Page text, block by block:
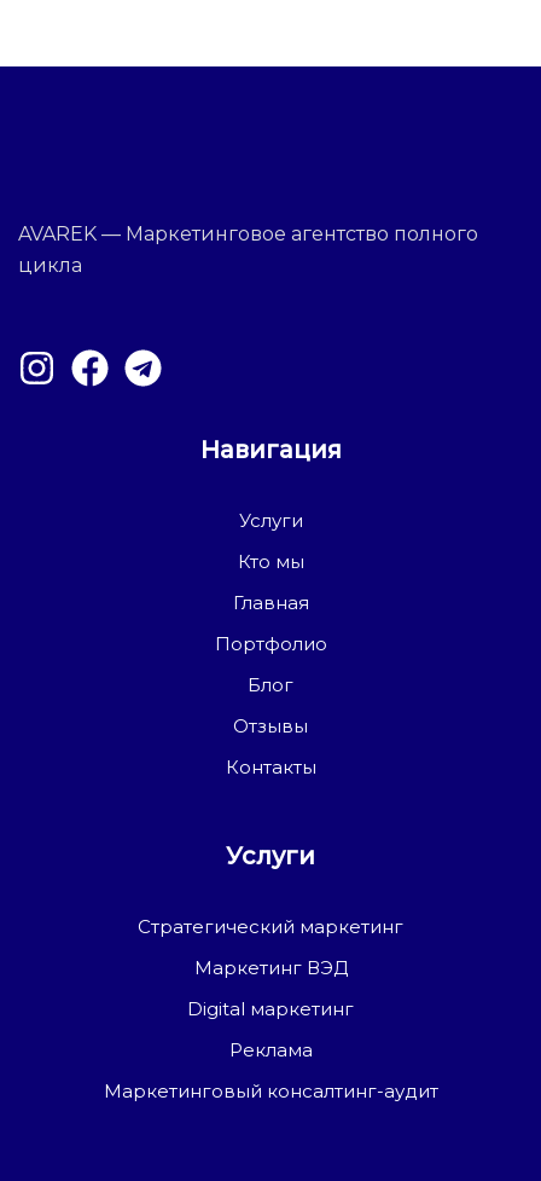
AVAREK — Маркетинговое агентство полного
цикла
Навигация
Услуги
Кто мы
Главная
Портфолио
Блог
Отзывы
Контакты
Услуги
Стратегический маркетинг
Маркетинг ВЭД
Digital маркетинг
Реклама
Маркетинговый консалтинг-аудит